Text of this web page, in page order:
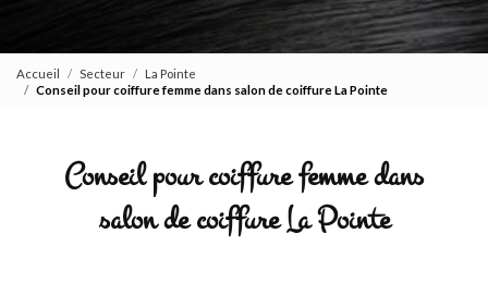
Accueil Secteur
La Pointe
Conseil pour coiffure femme dans salon de coiffure La Pointe
Conseil pour coiffure femme dans
salon de coiffure La Pointe